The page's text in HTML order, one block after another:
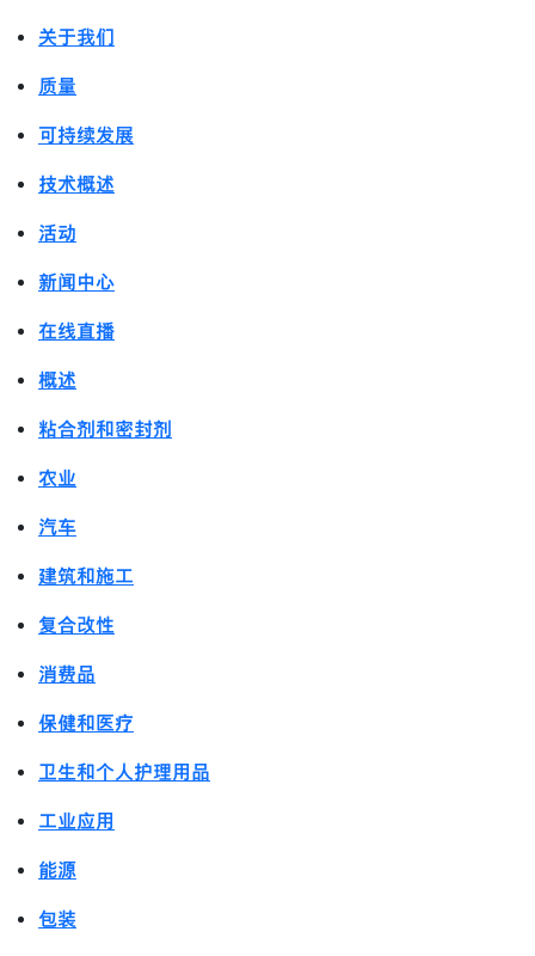
关于我们
质量
可持续发展
技术概述
活动
新闻中心
在线直播
概述
粘合剂和密封剂
农业
汽车
建筑和施工
复合改性
消费品
保健和医疗
卫生和个人护理用品
工业应用
能源
包装